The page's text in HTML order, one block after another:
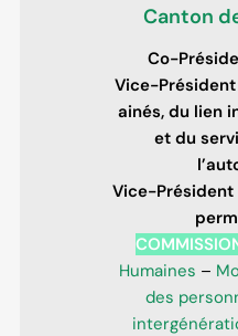
Canton
Co-
Vice-
ainés, du lien
et du
Vice-Président
Humaines –
des